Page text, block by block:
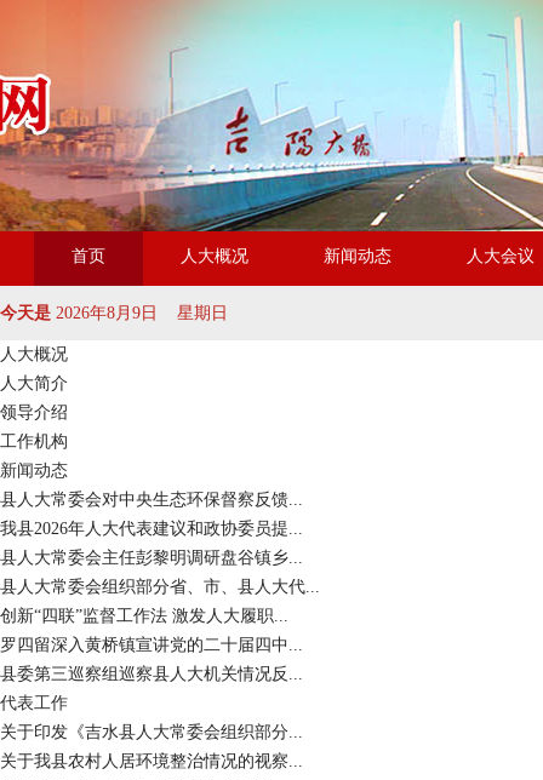
首页 人大概况 新闻动态 人大会议
今天是 2026年8月9日 星期日
人大概况
人大简介
领导介绍
工作机构
新闻动态
县人大常委会对中央生态环保督察反馈...
我县2026年人大代表建议和政协委员提...
县人大常委会主任彭黎明调研盘谷镇乡...
县人大常委会组织部分省、市、县人大代...
创新“四联”监督工作法 激发人大履职...
罗四留深入黄桥镇宣讲党的二十届四中...
县委第三巡察组巡察县人大机关情况反...
代表工作
关于印发《吉水县人大常委会组织部分...
关于我县农村人居环境整治情况的视察...